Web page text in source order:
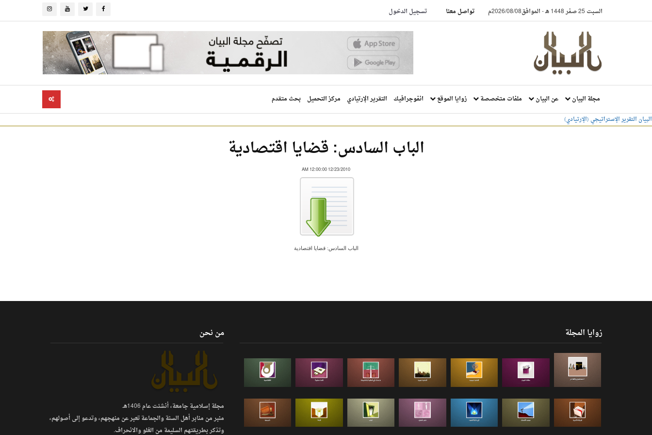
السبت 25 صفر 1448 هـ -الموافق2026/08/08م تواصل معنا تسجيل الدخول
مجلة البيان عن البيان ملفات متخصصة زوايا الموقع انفوجرافيك التقرير الإرتيادي مركز التحميل بحث متقدم
البيان التقرير الإستراتيجي (الإرتيادي)
الباب السادس: قضايا اقتصادية
12/23/2010 12:00:00 AM
الباب السادس: قضايا اقتصادية
زوايا المجلة من نحن
مجلة إسلامية جامعة، أنشئت عام 1406هـ.
منبر من منابر أهل السنة والجماعة تعبر عن منهجهم، وتدعو إلى أصولهم،
وتذكر بطريقتهم السليمة من الغلو والانحراف.